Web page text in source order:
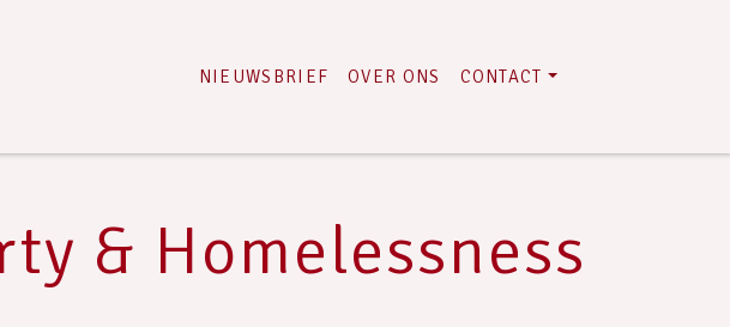
NIEUWSBRIEF OVER ONS CONTACT
& Homelessness